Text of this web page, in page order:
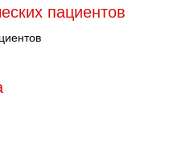
пациентов